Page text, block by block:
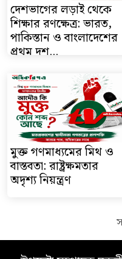
দেশভাগের লড়াই থেকে
শিক্ষার রণক্ষেত্র: ভারত,
পাকিস্তান ও বাংলাদেশের
প্রথম দশ...
মুক্ত গণমাধ্যমের মিথ ও
বাস্তবতা: রাষ্ট্রক্ষমতার
অদৃশ্য নিয়ন্ত্রণ